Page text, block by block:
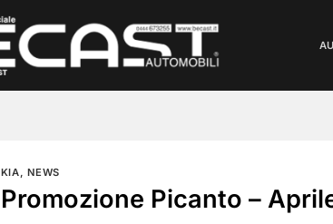
KIA, NEWS
Promozione Picanto –